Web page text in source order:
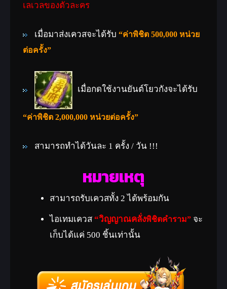
เลเวลของตัวละคร
เมื่อมาส่งเควสจะได้รับ “ค่าพิชิต 500,000 หน่วย
ต่อครั้ง”
เมื่อกดใช้งานยันต์โยวกังจะได้รับ
“ค่าพิชิต 2,000,000 หน่วยต่อครั้ง”
สามารถทำได้วันละ 1 ครั้ง / วัน !!!
หมายเหตุ
สามารถรับเควสทั้ง 2 ได้พร้อมกัน
ไอเทมเควส “วิญญาณคลั่งพิชิตคำราม” จะ
เก็บได้แค่ 500 ชิ้นเท่านั้น